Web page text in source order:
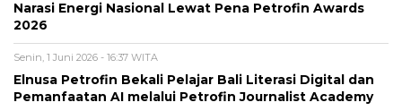
Narasi Energi Nasional Lewat Pena Petrofin Awards
2026
Senin, 1 Juni 2026 - 16:37 WITA
Elnusa Petrofin Bekali Pelajar Bali Literasi Digital dan
Pemanfaatan AI melalui Petrofin Journalist Academy